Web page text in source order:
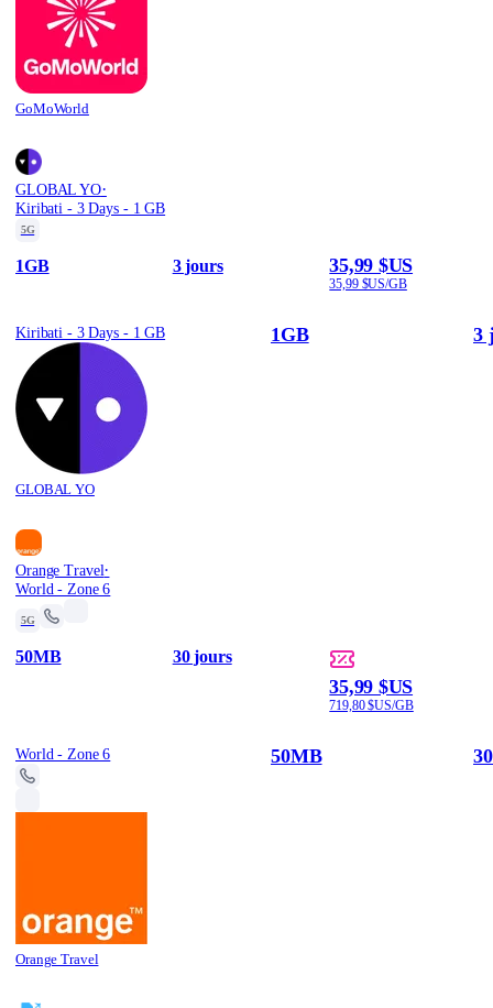
GoMoWorld
GLOBAL YO·
Kiribati - 3 Days - 1 GB
5G
1GB 3 jours 35,99 $US
35,99 $US/GB
Kiribati - 3 Days - 1 GB
GLOBAL YO
1GB 3
Orange Travel·
World - Zone 6
5G
50MB 30 jours
35,99 $US
719,80 $US/GB
World - Zone 6
Orange Travel
50MB